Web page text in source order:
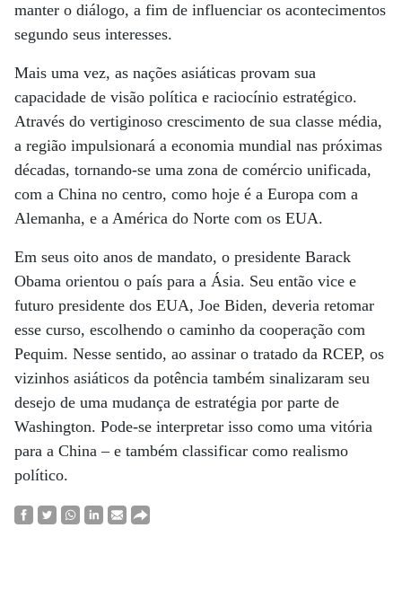
manter o diálogo, a fim de influenciar os acontecimentos
segundo seus interesses.
Mais uma vez, as nações asiáticas provam sua
capacidade de visão política e raciocínio estratégico.
Através do vertiginoso crescimento de sua classe média,
a região impulsionará a economia mundial nas próximas
décadas, tornando-se uma zona de comércio unificada,
com a China no centro, como hoje é a Europa com a
Alemanha, e a América do Norte com os EUA.
Em seus oito anos de mandato, o presidente Barack
Obama orientou o país para a Ásia. Seu então vice e
futuro presidente dos EUA, Joe Biden, deveria retomar
esse curso, escolhendo o caminho da cooperação com
Pequim. Nesse sentido, ao assinar o tratado da RCEP, os
vizinhos asiáticos da potência também sinalizaram seu
desejo de uma mudança de estratégia por parte de
Washington. Pode-se interpretar isso como uma vitória
para a China – e também classificar como realismo
político.